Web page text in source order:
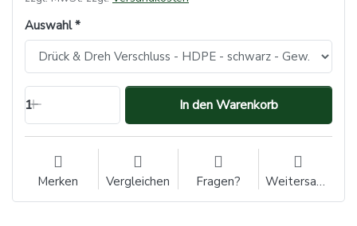
Auswahl
1 In den Warenkorb
Merken Vergleichen Fragen? Weitersagen